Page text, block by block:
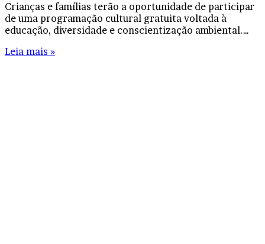
Crianças e famílias terão a oportunidade de participar
de uma programação cultural gratuita voltada à
educação, diversidade e conscientização ambiental.…
Leia mais »